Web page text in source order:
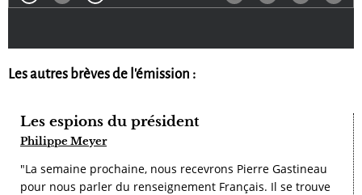
Les autres brèves de l'émission :
Les espions du président
Philippe Meyer
"La semaine prochaine, nous recevrons Pierre Gastineau
pour nous parler du renseignement Français. Il se trouve